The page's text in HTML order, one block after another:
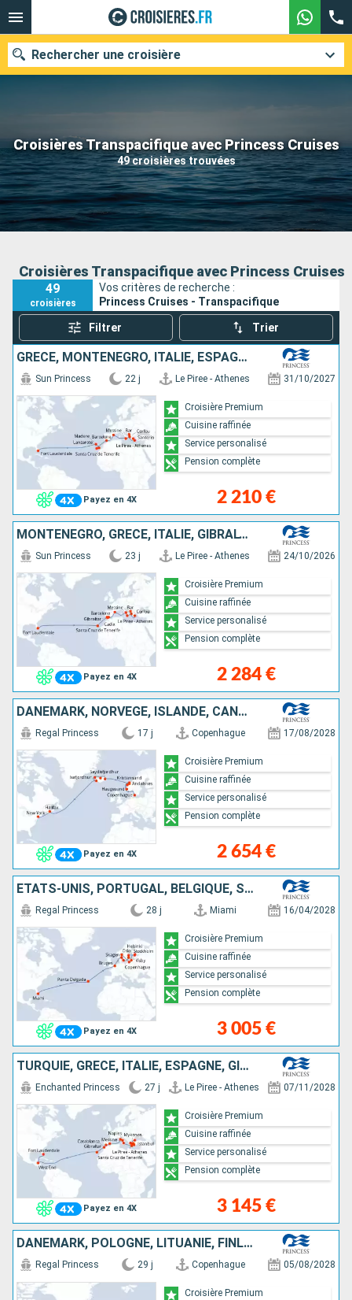
Croisières Transpacifique avec Princess Cruises
49 croisières trouvées
Rechercher une croisière
Nos destinations
Mois de départ
Ports Compagnies
Croisières Transpacifique avec Princess Cruises
49
croisières
Vos critères de recherche :
Princess Cruises - Transpacifique
Filtrer Trier
GRÈCE, MONTÉNÉGRO, ITALIE, ESPAGNE, GIBRALTAR, TENERIFE, LANZAROTE, PORTUGAL, ÉTATS-UNIS
Payez en 4X
Sun Princess 22 j Le Piree - Athenes 31/10/2027
2 210 €
Croisière Premium
Cuisine raffinée
Service personalisé
Pension complète
MONTÉNÉGRO, GRÈCE, ITALIE, GIBRALTAR, ESPAGNE, TENERIFE, ÉTATS-UNIS
Payez en 4X
Sun Princess 23 j Le Piree - Athenes 24/10/2026
2 284 €
Croisière Premium
Cuisine raffinée
Service personalisé
Pension complète
DANEMARK, NORVÈGE, ISLANDE, CANADA, ÉTATS-UNIS
Payez en 4X
Regal Princess 17 j Copenhague 17/08/2028
2 654 €
Croisière Premium
Cuisine raffinée
Service personalisé
Pension complète
ÉTATS-UNIS, PORTUGAL, BELGIQUE, SUÈDE, FINLANDE, ESTONIE, LITUANIE, POLOGNE, NORVÈGE, DANEMARK
Payez en 4X
Regal Princess 28 j Miami 16/04/2028
3 005 €
Croisière Premium
Cuisine raffinée
Service personalisé
Pension complète
TURQUIE, GRÈCE, ITALIE, ESPAGNE, GIBRALTAR, MAROC, TENERIFE, HONDURAS, ÉTATS-UNIS
Payez en 4X
Enchanted Princess 27 j Le Piree - Athenes 07/11/2028
3 145 €
Croisière Premium
Cuisine raffinée
Service personalisé
Pension complète
DANEMARK, POLOGNE, LITUANIE, FINLANDE, ESTONIE, SUÈDE, NORVÈGE, ISLANDE, CANADA, ÉTATS-UNIS
Regal Princess 29 j Copenhague 05/08/2028
Croisière Premium